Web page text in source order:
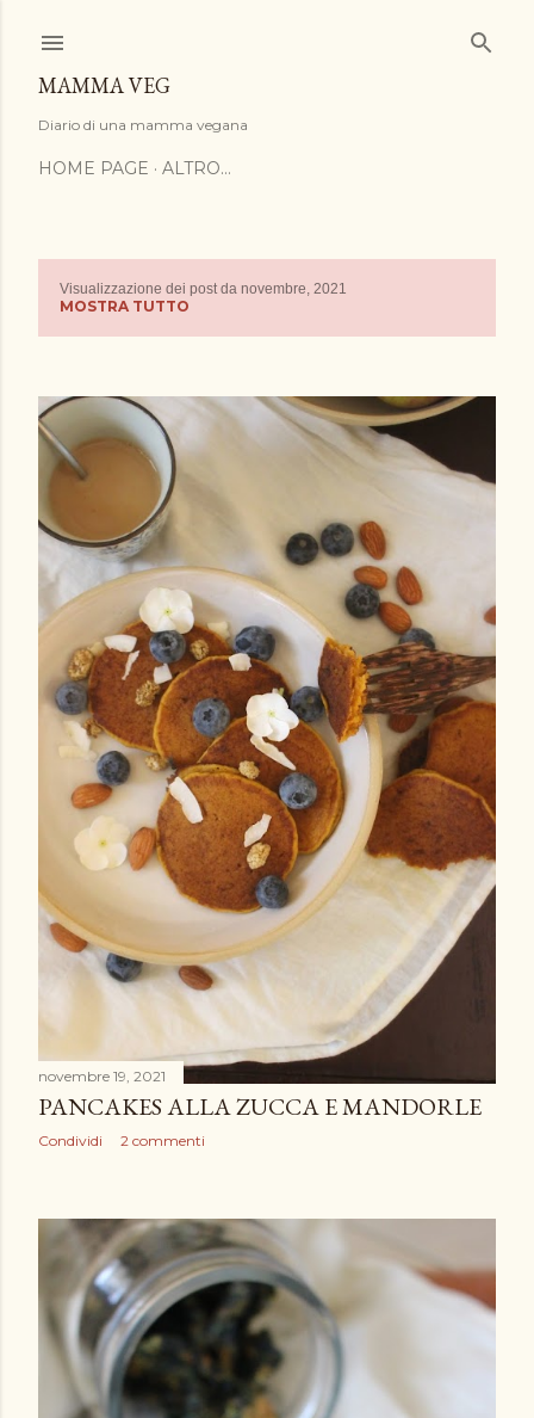
MAMMA VEG
Diario di una mamma vegana
HOME PAGE ALTRO…
s
t
Visualizzazione dei post da novembre, 2021
MOSTRA TUTTO
novembre 19, 2021
PANCAKES ALLA ZUCCA E MANDORLE
Condividi 2 commenti